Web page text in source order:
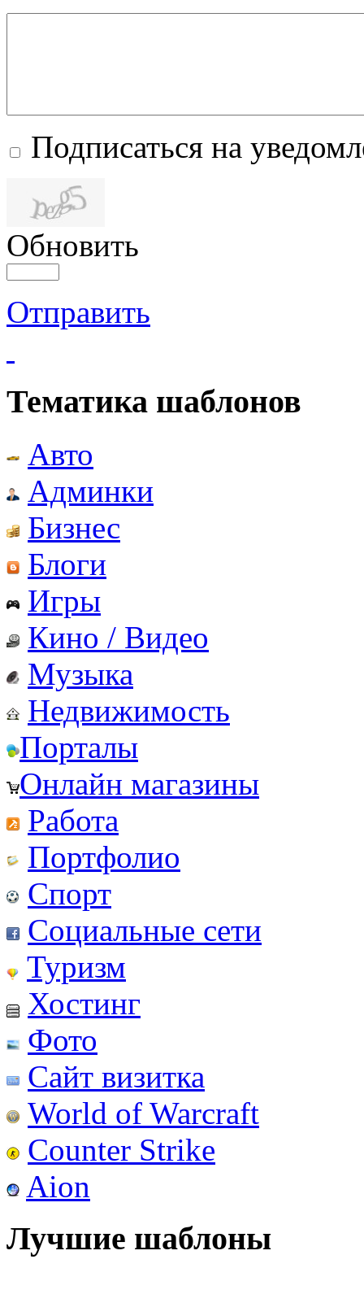
Подписаться на
Обновить
Отправить
Тематика шаблонов
Авто
Админки
Бизнес
Блоги
Игры
Кино / Видео
Музыка
Недвижимость
Порталы
Онлайн магазины
Работа
Портфолио
Спорт
Социальные сети
Туризм
Хостинг
Фото
Сайт визитка
World of Warcraft
Counter Strike
Aion
Лучшие шаблоны